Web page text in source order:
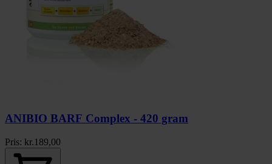
ANIBIO BARF Complex - 420 gram
Pris: kr.189,00